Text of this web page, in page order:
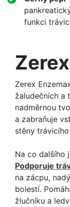
funkci
Zerex
žaludečních a
nadměrnou
a zabraňuje
stěny
Na co dalšího
Podporuje
na zácpu,
bolestí.
žlučníku a